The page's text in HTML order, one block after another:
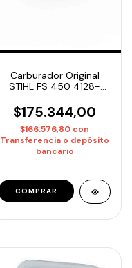
Carburador Original
STIHL FS 450 4128-
$175.344,00
$166.576,80 con
Transferencia o depósito
bancario